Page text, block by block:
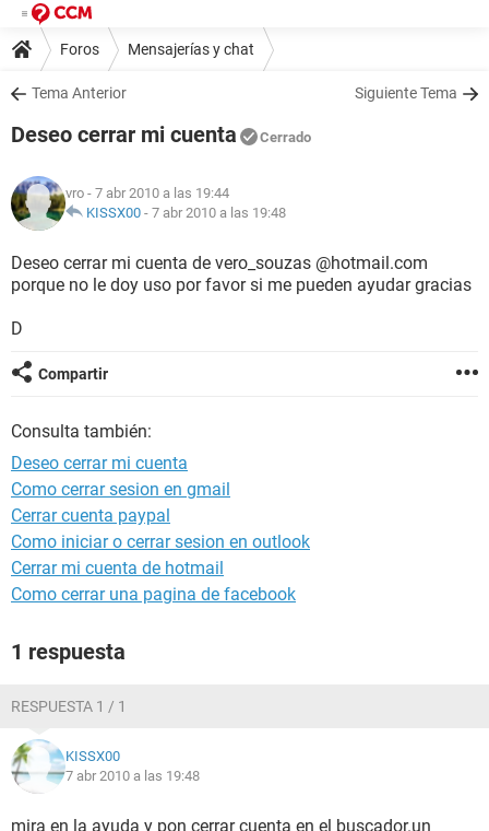
Foros Mensajerías y chat
Tema Anterior Siguiente Tema
Deseo cerrar mi cuenta Cerrado
vro - 7 abr 2010 a las 19:44
KISSX00 - 7 abr 2010 a las 19:48
Deseo cerrar mi cuenta de vero_souzas @hotmail.com
porque no le doy uso por favor si me pueden ayudar gracias
D
Compartir
Consulta también:
Deseo cerrar mi cuenta
Como cerrar sesion en gmail
Cerrar cuenta paypal
Como iniciar o cerrar sesion en outlook
Cerrar mi cuenta de hotmail
Como cerrar una pagina de facebook
1 respuesta
RESPUESTA 1 / 1
KISSX00
7 abr 2010 a las 19:48
mira en la ayuda y pon cerrar cuenta en el buscador.un